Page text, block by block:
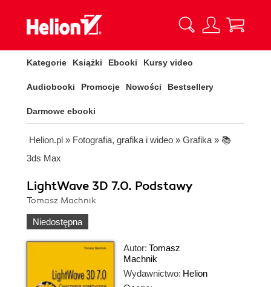
Kategorie Książki Ebooki Kursy video
Audiobooki Promocje Nowości Bestsellery
Darmowe ebooki
Helion.pl » Fotografia, grafika i wideo » Grafika » 📚
3ds Max
LightWave 3D 7.0. Podstawy
Tomasz Machnik
Niedostępna
Autor: Tomasz
Machnik
Wydawnictwo: Helion